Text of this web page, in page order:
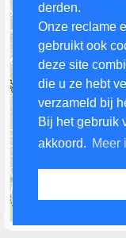
derden.
Onze reclame
gebruikt ook
deze site
die u ze hebt
verzameld bij
Bij het gebruik
akkoord. Meer